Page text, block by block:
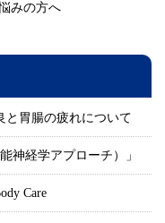
みの方へ
と胃腸の疲れについて
神経学アプローチ）」
Care